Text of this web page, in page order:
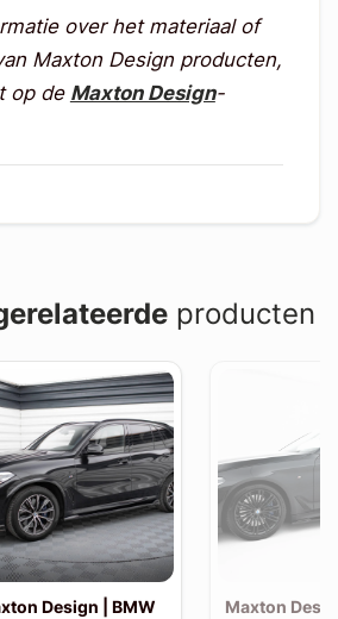
over het materiaal of
Maxton Design producten,
op de Maxton Design-
producten
Design | BMW
Maxton